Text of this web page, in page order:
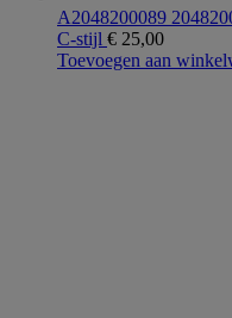
A2048200089
C-stijl € 25,00
Toevoegen aan